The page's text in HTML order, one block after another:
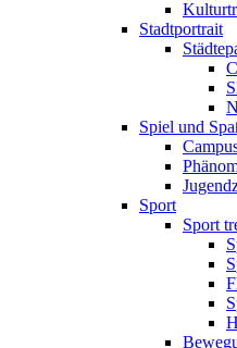
Stadtportrait
Spiel und
Sport
Sport